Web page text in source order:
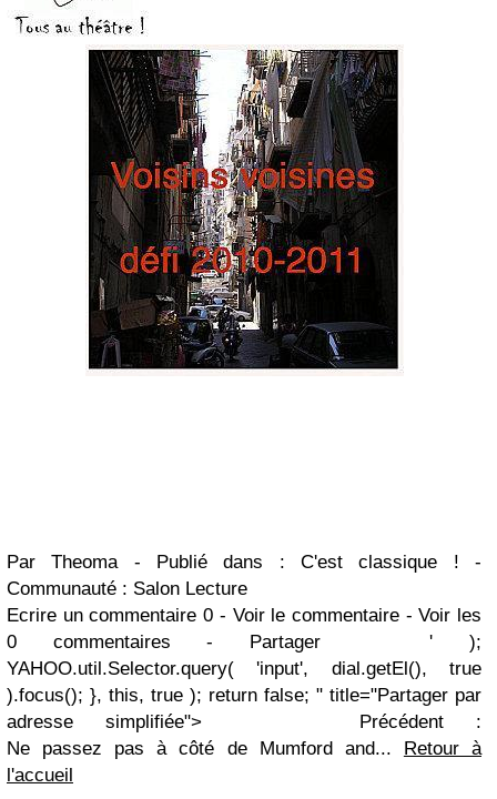
Par Theoma - Publié dans : C'est classique !-
Communauté : Salon Lecture
Ecrire un commentaire0 - Voir le commentaire - Voir les
0 commentaires- Partager ' );
YAHOO.util.Selector.query( 'input', dial.getEl(), true
).focus(); }, this, true ); return false; " title="Partager par
adresse simplifiée"> Précédent :
Ne passez pas à côté de Mumford and... Retour à
l'accueil